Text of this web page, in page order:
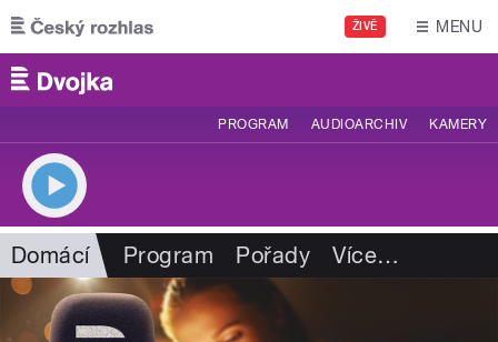
Přejít k hlavnímu obsahu
ŽIVĚ MENU
PROGRAM AUDIOARCHIV KAMERY
Domácí Program Pořady Více…